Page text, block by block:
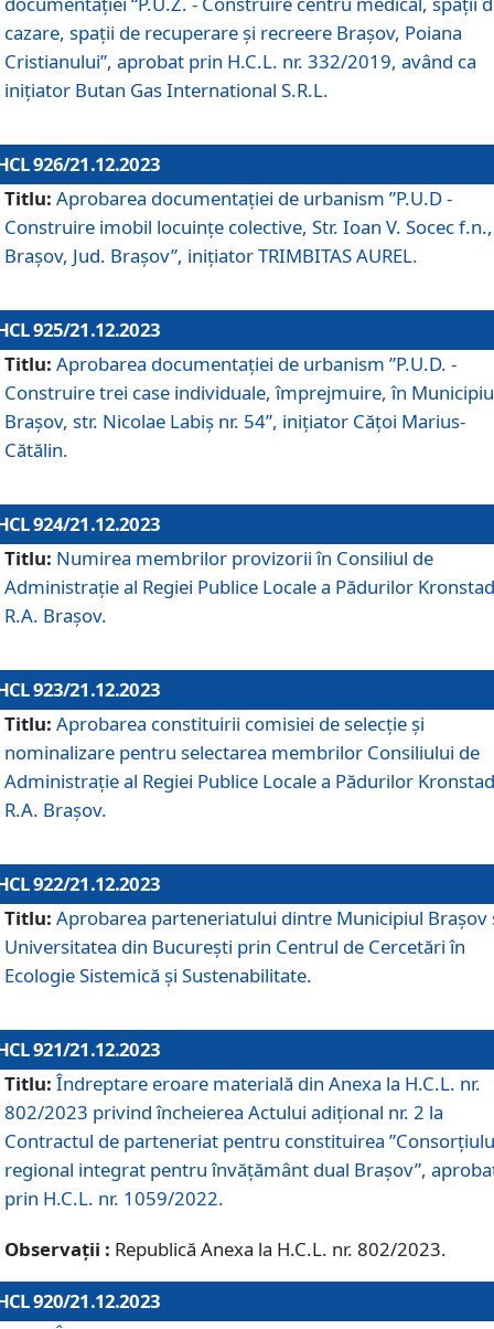
cazare, spații de recuperare și recreere Brașov, Poiana
Cristianului”, aprobat prin H.C.L. nr. 332/2019, având ca
inițiator Butan Gas International S.R.L.
926/21.12.2023
Titlu: Aprobarea documentaţiei de urbanism ”P.U.D -
Construire imobil locuințe colective, Str. Ioan V. Socec f.n.,
Brașov, Jud. Brașov”, inițiator TRIMBITAS AUREL.
925/21.12.2023
Titlu: Aprobarea documentaţiei de urbanism ”P.U.D. -
Construire trei case individuale, împrejmuire, în
Brașov, str. Nicolae Labiș nr. 54”, inițiator Cățoi Marius-
Cătălin.
924/21.12.2023
Titlu: Numirea membrilor provizorii în Consiliul de
Administraţie al Regiei Publice Locale a Pădurilor
R.A. Brașov.
923/21.12.2023
Titlu: Aprobarea constituirii comisiei de selecție și
nominalizare pentru selectarea membrilor Consiliului de
Administrație al Regiei Publice Locale a Pădurilor
R.A. Brașov.
922/21.12.2023
Titlu: Aprobarea parteneriatului dintre Municipiul Brașov
Universitatea din București prin Centrul de Cercetări în
Ecologie Sistemică și Sustenabilitate.
921/21.12.2023
Titlu: Îndreptare eroare materială din Anexa la H.C.L. nr.
802/2023 privind încheierea Actului adițional nr. 2 la
Contractul de parteneriat pentru constituirea
regional integrat pentru învățământ dual Brașov”,
prin H.C.L. nr. 1059/2022.
Observații : Republică Anexa la H.C.L. nr. 802/2023.
920/21.12.2023